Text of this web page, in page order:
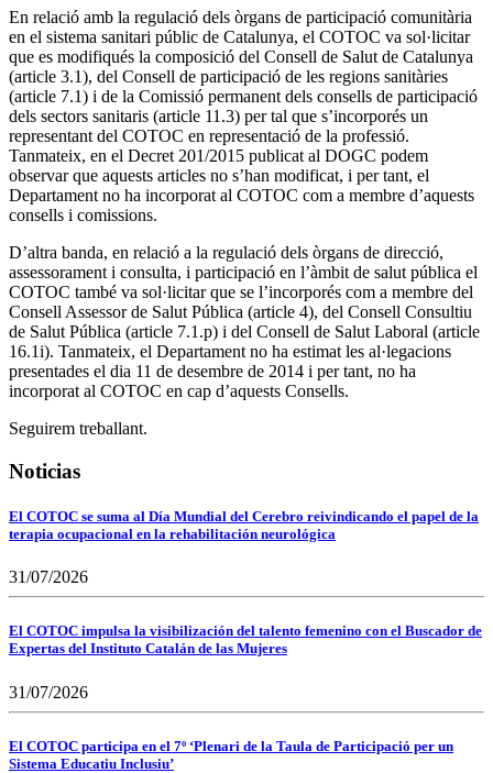
En relació amb la regulació dels òrgans de participació comunitària
en el sistema sanitari públic de Catalunya, el COTOC va sol·licitar
que es modifiqués la composició del Consell de Salut de Catalunya
(article 3.1), del Consell de participació de les regions sanitàries
(article 7.1) i de la Comissió permanent dels consells de participació
dels sectors sanitaris (article 11.3) per tal que s’incorporés un
representant del COTOC en representació de la professió.
Tanmateix, en el Decret 201/2015 publicat al DOGC podem
observar que aquests articles no s’han modificat, i per tant, el
Departament no ha incorporat al COTOC com a membre d’aquests
consells i comissions.
D’altra banda, en relació a la regulació dels òrgans de direcció,
assessorament i consulta, i participació en l’àmbit de salut pública el
COTOC també va sol·licitar que se l’incorporés com a membre del
Consell Assessor de Salut Pública (article 4), del Consell Consultiu
de Salut Pública (article 7.1.p) i del Consell de Salut Laboral (article
16.1i). Tanmateix, el Departament no ha estimat les al·legacions
presentades el dia 11 de desembre de 2014 i per tant, no ha
incorporat al COTOC en cap d’aquests Consells.
Seguirem treballant.
Noticias
El COTOC se suma al Día Mundial del Cerebro reivindicando el papel de la
terapia ocupacional en la rehabilitación neurológica
31/07/2026
El COTOC impulsa la visibilización del talento femenino con el Buscador de
Expertas del Instituto Catalán de las Mujeres
31/07/2026
El COTOC participa en el 7º ‘Plenari de la Taula de Participació per un
Sistema Educatiu Inclusiu’